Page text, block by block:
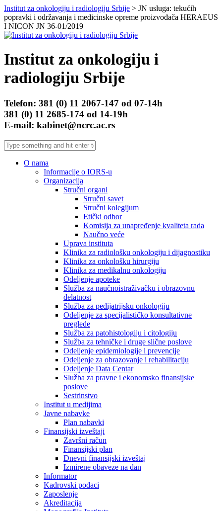
Institut za onkologiju i radiologiju Srbije > JN usluga: tekućih
popravki i održavanja i medicinske opreme proizvođača HERAEUS
I NICON JN 36-01/2019
Institut za onkologiju i
radiologiju Srbije
Telefon: 381 (0) 11 2067-147 od 07-14h
381 (0) 11 2685-174 od 14-19h
E-mail: kabinet@ncrc.ac.rs
O nama
Informacije o IORS-u
Organizacija
Stručni organi
Stručni savet
Stručni kolegijum
Etički odbor
Komisija za unapređenje kvaliteta rada
Naučno veće
Uprava instituta
Klinika za radiološku onkologiju i dijagnostiku
Klinika za onkološku hirurgiju
Klinika za medikalnu onkologiju
Odeljenje apoteke
Služba za naučnoistraživačku i obrazovnu
delatnost
Služba za pedijatrijsku onkologiju
Odeljenje za specijalističko konsultativne
preglede
Služba za patohistologiju i citologiju
Služba za tehničke i druge slične poslove
Odeljenje epidemiologije i prevencije
Odeljenje za obrazovanje i rehabilitaciju
Odeljenje Data Centar
Služba za pravne i ekonomsko finansijske
poslove
Sestrinstvo
Institut u medijima
Javne nabavke
Plan nabavki
Finansijski izveštaji
Završni račun
Finansijski plan
Dnevni finansijski izveštaj
Izmirene obaveze na dan
Informator
Kadrovski podaci
Zaposlenje
Akreditacija